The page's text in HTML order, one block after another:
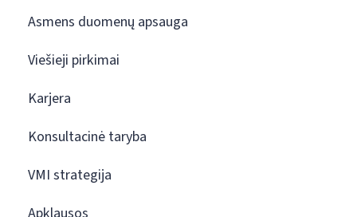
Asmens duomenų apsauga
Viešieji pirkimai
Karjera
Konsultacinė taryba
VMI strategija